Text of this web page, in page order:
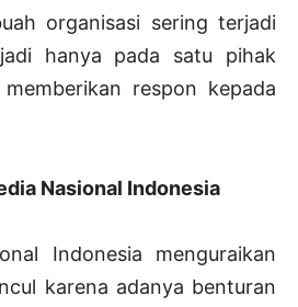
organisasi sering terjadi
hanya pada satu pihak
respon kepada
Nasional Indonesia
Indonesia menguraikan
karena adanya benturan